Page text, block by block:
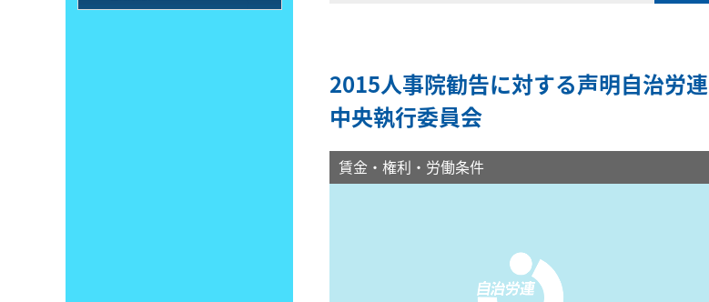
2015人事院勧告に対する声明自治労連
中央執行委員会
賃金・権利・労働条件